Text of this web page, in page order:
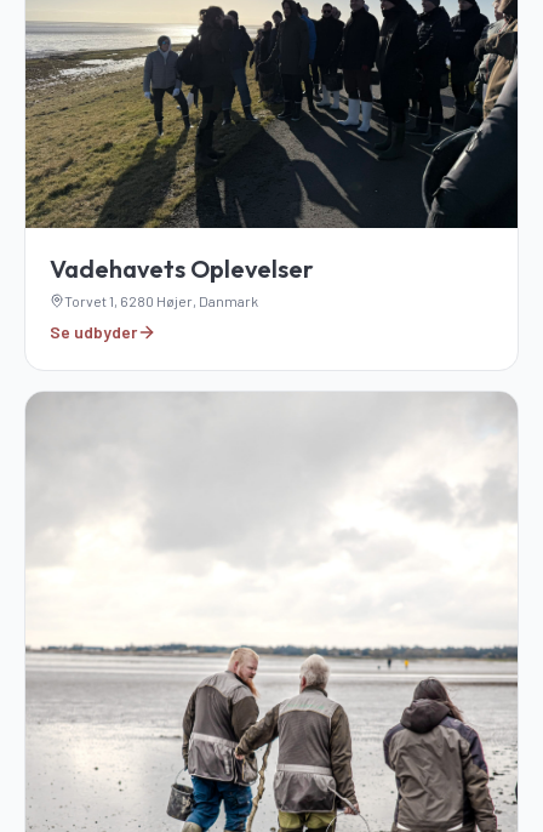
Vadehavets Oplevelser
Torvet 1, 6280 Højer, Danmark
Se udbyder